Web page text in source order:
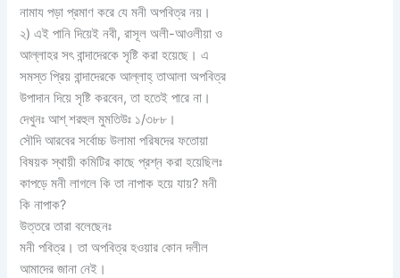
নামায পড়া প্রমাণ করে যে মনী অপবিত্র নয়।
২) এই পানি দিয়েই নবী, রাসূল অলী-আওলীয়া ও
আল্লাহর সৎ বান্দাদেরকে সৃষ্টি করা হয়েছে। এ
সমস্ত প্রিয় বান্দাদেরকে আল্লাহ্ তাআলা অপবিত্র
উপাদান দিয়ে সৃষ্টি করবেন, তা হতেই পারে না।
দেখুনঃ আশ্ শরহুল মুমতিউঃ ১/৩৮৮।
সৌদি আরবের সর্বোচ্চ উলামা পরিষদের ফতোয়া
বিষয়ক স্থায়ী কমিটির কাছে প্রশ্ন করা হয়েছিলঃ
কাপড়ে মনী লাগলে কি তা নাপাক হয়ে যায়? মনী
কি নাপাক?
উত্তরে তারা বলেছেনঃ
মনী পবিত্র। তা অপবিত্র হওয়ার কোন দলীল
আমাদের জানা নেই।